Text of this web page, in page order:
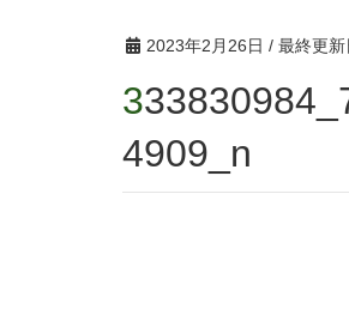
2023年2月26日 / 最終更新
333830984_715479610279083_759336744604412
4909_n